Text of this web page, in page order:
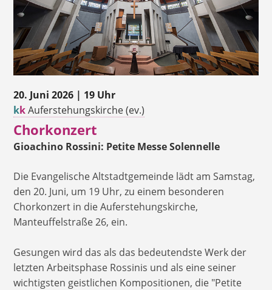
20. Juni 2026 | 19 Uhr
kkAuferstehungskirche (ev.)
Chorkonzert
Gioachino Rossini: Petite Messe Solennelle
Die Evangelische Altstadtgemeinde lädt am Samstag,
den 20. Juni, um 19 Uhr, zu einem besonderen
Chorkonzert in die Auferstehungskirche,
Manteuffelstraße 26, ein.
Gesungen wird das als das bedeutendste Werk der
letzten Arbeitsphase Rossinis und als eine seiner
wichtigsten geistlichen Kompositionen, die "Petite